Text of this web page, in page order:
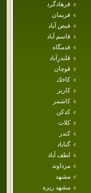
فرهادگرد
فريمان
فيض آباد
قاسم آباد
قدمگاه
قلندرِآباد
قوچان
كاخك
كاريز
كاشمر
كدكن
كلات
كندر
گناباد
لطف آباد
مزداوند
مشهد
مشهد ريزه